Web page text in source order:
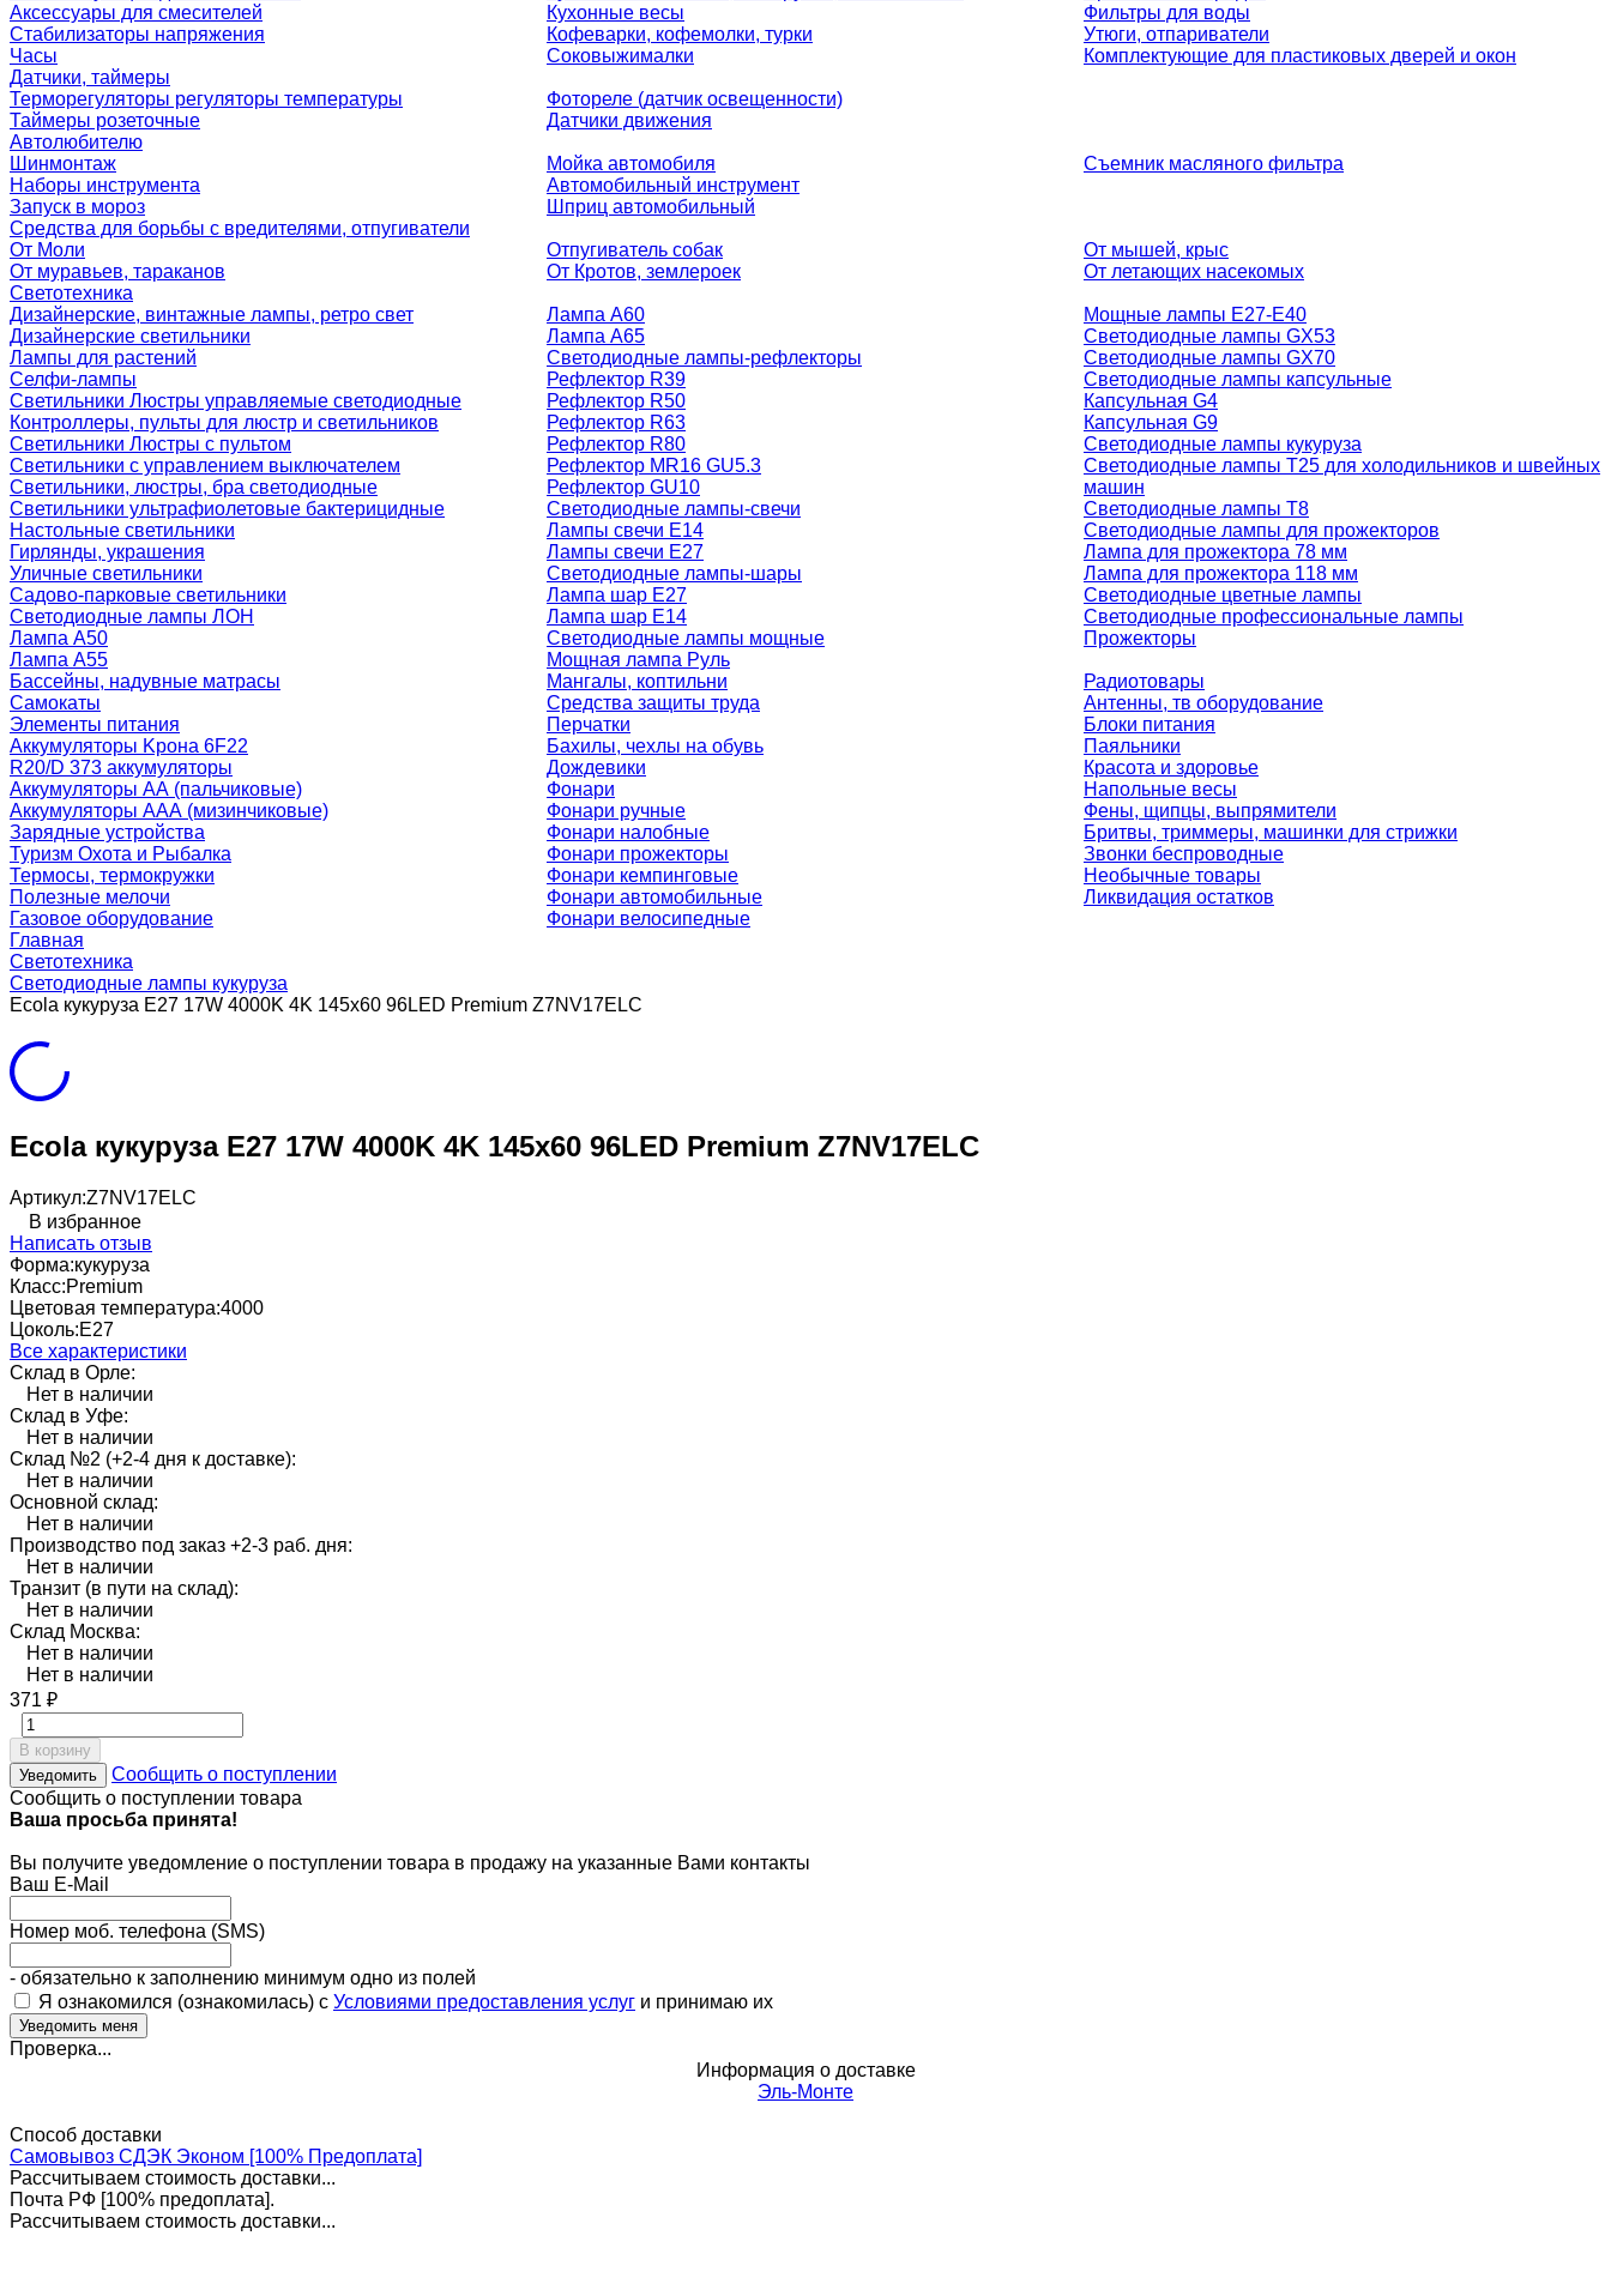
Аксессуары для смесителей
Стабилизаторы напряжения
Часы
Кухонные весы
Кофеварки, кофемолки, турки
Соковыжималки
Фильтры для воды
Утюги, отпариватели
Комплектующие для пластиковых дверей и окон
Датчики, таймеры
Терморегуляторы регуляторы температуры
Таймеры розеточные
Фотореле (датчик освещенности)
Датчики движения
Автолюбителю
Шинмонтаж
Наборы инструмента
Запуск в мороз
Мойка автомобиля
Автомобильный инструмент
Шприц автомобильный
Съемник масляного фильтра
Средства для борьбы с вредителями, отпугиватели
От Моли
От муравьев, тараканов
Отпугиватель собак
От Кротов, землероек
От мышей, крыс
От летающих насекомых
Светотехника
Дизайнерские, винтажные лампы, ретро свет
Дизайнерские светильники
Лампы для растений
Селфи-лампы
Светильники Люстры управляемые светодиодные
Контроллеры, пульты для люстр и светильников
Светильники Люстры с пультом
Светильники с управлением выключателем
Светильники, люстры, бра светодиодные
Светильники ультрафиолетовые бактерицидные
Настольные светильники
Гирлянды, украшения
Уличные светильники
Садово-парковые светильники
Светодиодные лампы ЛОН
Лампа A50
Лампа A55
Лампа A60
Лампа A65
Светодиодные лампы-рефлекторы
Рефлектор R39
Рефлектор R50
Рефлектор R63
Рефлектор R80
Рефлектор MR16 GU5.3
Рефлектор GU10
Светодиодные лампы-свечи
Лампы свечи Е14
Лампы свечи Е27
Светодиодные лампы-шары
Лампа шар E27
Лампа шар Е14
Светодиодные лампы мощные
Мощная лампа Руль
Мощные лампы E27-E40
Светодиодные лампы GX53
Светодиодные лампы GX70
Светодиодные лампы капсульные
Капсульная G4
Капсульная G9
Светодиодные лампы кукуруза
Светодиодные лампы T25 для холодильников и швейных
машин
Светодиодные лампы T8
Светодиодные лампы для прожекторов
Лампа для прожектора 78 мм
Лампа для прожектора 118 мм
Светодиодные цветные лампы
Светодиодные профессиональные лампы
Прожекторы
Бассейны, надувные матрасы
Самокаты
Элементы питания
Аккумуляторы Kрона 6F22
R20/D 373 аккумуляторы
Аккумуляторы AA (пальчиковые)
Аккумуляторы AAA (мизинчиковые)
Зарядные устройства
Туризм Охота и Рыбалка
Термосы, термокружки
Полезные мелочи
Газовое оборудование
Мангалы, коптильни
Средства защиты труда
Перчатки
Бахилы, чехлы на обувь
Дождевики
Фонари
Фонари ручные
Фонари налобные
Фонари прожекторы
Фонари кемпинговые
Фонари автомобильные
Фонари велосипедные
Радиотовары
Антенны, тв оборудование
Блоки питания
Паяльники
Красота и здоровье
Напольные весы
Фены, щипцы, выпрямители
Бритвы, триммеры, машинки для стрижки
Звонки беспроводные
Необычные товары
Ликвидация остатков
Главная
Светотехника
Светодиодные лампы кукуруза
Ecola кукуруза E27 17W 4000K 4K 145x60 96LED Premium Z7NV17ELC
Ecola кукуруза E27 17W 4000K 4K 145x60 96LED Premium Z7NV17ELC
Артикул:Z7NV17ELC
В избранное
Написать отзыв
Форма:кукуруза
Класс:Premium
Цветовая температура:4000
Цоколь:E27
Все характеристики
Склад в Орле:
Нет в наличии
Склад в Уфе:
Нет в наличии
Склад №2 (+2-4 дня к доставке):
Нет в наличии
Основной склад:
Нет в наличии
Производство под заказ +2-3 раб. дня:
Нет в наличии
Транзит (в пути на склад):
Нет в наличии
Склад Москва:
Нет в наличии
Нет в наличии
371 ₽
В корзину
Уведомить
Сообщить о поступлении
Сообщить о поступлении товара
Ваша просьба принята!
Вы получите уведомление о поступлении товара в продажу на указанные Вами контакты
Ваш E-Mail
Номер моб. телефона (SMS)
- обязательно к заполнению минимум одно из полей
Я ознакомился (ознакомилась) с Условиями предоставления услуг и принимаю их
Проверка...
Информация о доставке
Эль-Монте
Способ доставки
Самовывоз СДЭК Эконом [100% Предоплата]
Рассчитываем стоимость доставки...
Почта РФ [100% предоплата].
Рассчитываем стоимость доставки...